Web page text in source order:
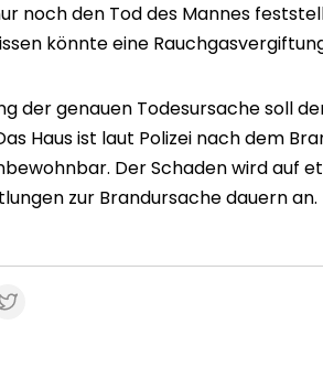
noch den Tod des Mannes
könnte eine
der genauen Todesursache soll
Haus ist laut Polizei nach dem
Der Schaden wird auf
zur Brandursache dauern an.